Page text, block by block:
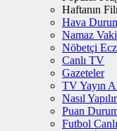
Haftanın
Hava
Namaz
Nöbetçi
Canlı TV
Gazeteler
TV Yayın
Nasıl Yapılır
Puan
Futbol